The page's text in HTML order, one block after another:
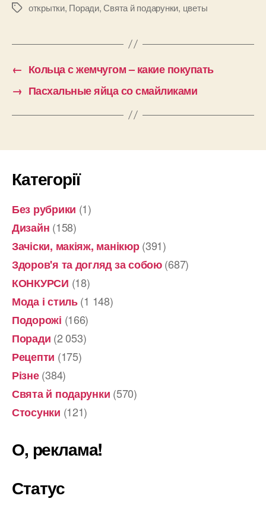
Позначки
открытки, Поради,Свята й подарунки, цветы
← Кольца с жемчугом – какие покупать
→ Пасхальные яйца со смайликами
Категорії
Без рубрики (1)
Дизайн (158)
Зачіски, макіяж, манікюр(391)
Здоров'я та догляд за собою(687)
КОНКУРСИ (18)
Мода і стиль(1 148)
Подорожі (166)
Поради (2 053)
Рецепти (175)
Різне(384)
Свята й подарунки (570)
Стосунки (121)
О, реклама!
Статус